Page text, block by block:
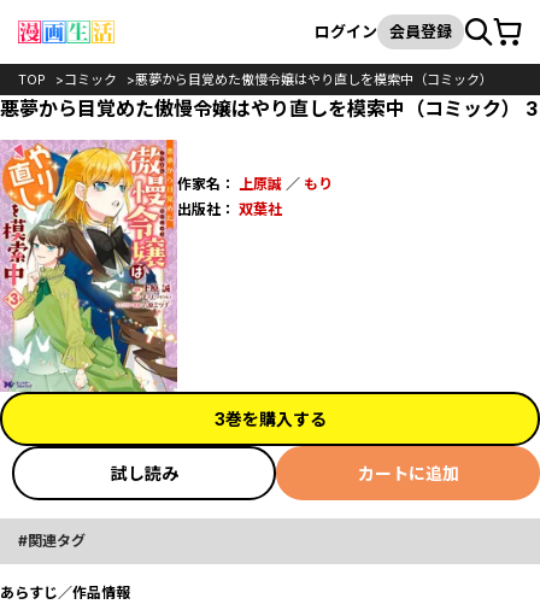
検索
ログイン 会員登録カート
TOP コミック 悪夢から目覚めた傲慢令嬢はやり直しを模索中（コミック）
悪夢から目覚めた傲慢令嬢はやり直しを模索中（コミック） 3
作家名： 上原誠／ もり
出版社： 双葉社
3巻を購入する
試し読み カートに追加
関連タグ
あらすじ／作品情報